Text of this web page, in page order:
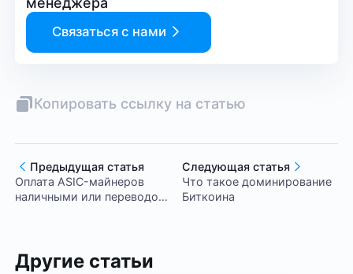
Связаться с нами
Копировать ссылку на статью
Предыдущая статья
Оплата ASIC-майнеров
наличными или переводом
Следующая статья
Что такое доминирование
Биткоина
Другие статьи